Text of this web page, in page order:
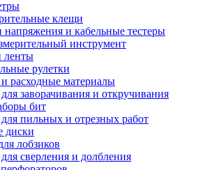
клещи
напряжения и кабельные тестеры
инструмент
ленты
рулетки
расходные материалы
заворачивания и откручивания
бит
пильных и отрезных работ
диски
лобзиков
сверления и долбления